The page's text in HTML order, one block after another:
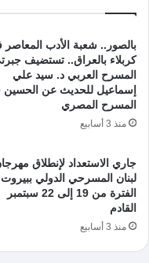
بالصور.. شعبة الأدب
كربلاء بالعراق.. تستضيف
المسرح العربي د. سيد علي
إسماعيل للحديث عن
المسرح المصري
منذ 3 أسابيع
جاري الاستعداد لإنطلاق
لبنان المسرحي الدولي
الفترة من 19 إلى 22 سبتمبر
القادم
منذ 3 أسابيع